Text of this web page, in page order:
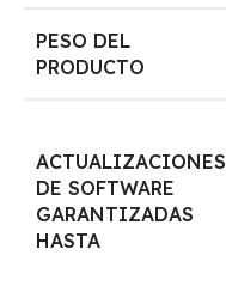
PESO DEL
PRODUCTO
ACTUALIZACIONES
DE SOFTWARE
GARANTIZADAS
HASTA